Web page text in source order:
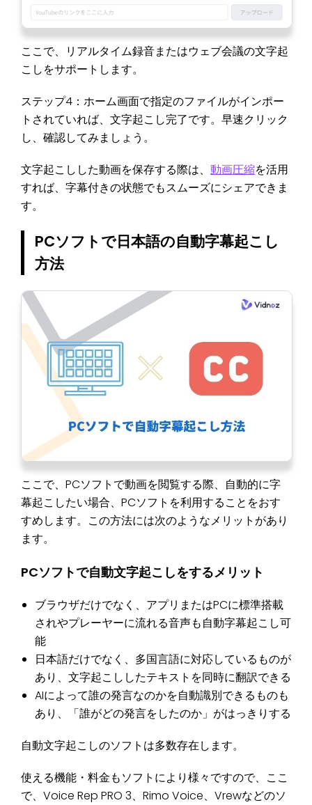
ここで、リアルタイム録音またはウェブ会議の文字起
こしをサポートします。
ステップ4：ホーム画面で指定のファイルがインポー
トされていれば、文字起こし完了です。早速クリック
し、確認してみましょう。
文字起こしした動画を保存する際は、 動画圧縮を活用
すれば、字幕付きの状態でもスムーズにシェアできま
す。
PCソフトで日本語の自動字幕起こし
方法
ここで、PCソフトで動画を閲覧する際、自動的に字
幕起こしたい場合、PCソフトを利用することをおす
すめします。この方法には次のようなメリットがあり
ます。
PCソフトで自動文字起こしをするメリット
ブラウザだけでなく、アプリまたはPCに標準搭載
されやプレーヤーに流れる音声も自動字幕起こし可
能
日本語だけでなく、多国言語に対応しているものが
あり、文字起こししたテキストを同時に翻訳できる
AIによって誰の発言なのかを自動識別できるものも
あり、「誰がどの発言をしたのか」がはっきりする
自動文字起こしのソフトは多数存在します。
使える機能・料金もソフトにより様々ですので、ここ
で、Voice Rep PRO 3、Rimo Voice、Vrewなどのソ